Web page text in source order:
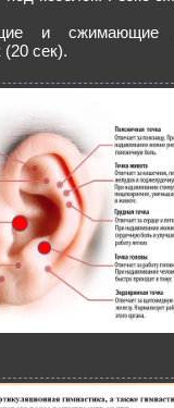
и сжимающие
(20 сек).